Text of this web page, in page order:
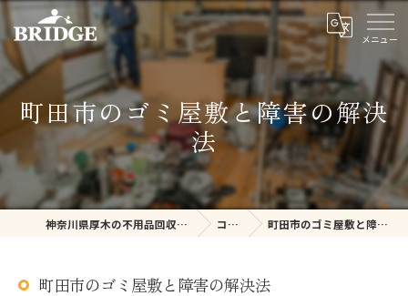
町田市のゴミ屋敷と障害の解決
法
神奈川県厚木の不用品回収ならBRIDGE コラム 町田市のゴミ屋敷と障害の解決法
町田市のゴミ屋敷と障害の解決法